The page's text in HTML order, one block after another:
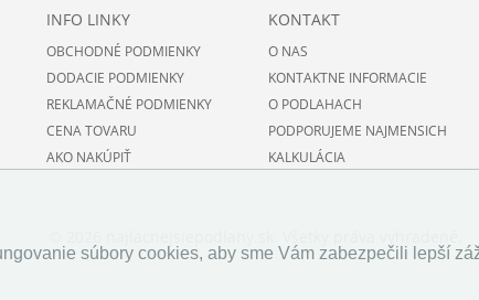
INFO LINKY
OBCHODNÉ PODMIENKY
DODACIE PODMIENKY
REKLAMAČNÉ PODMIENKY
CENA TOVARU
AKO NAKÚPIŤ
KONTAKT
O NAS
KONTAKTNE INFORMACIE
O PODLAHACH
PODPORUJEME NAJMENSICH
KALKULÁCIA
súbory cookies, aby sme Vám zabezpečili lepší